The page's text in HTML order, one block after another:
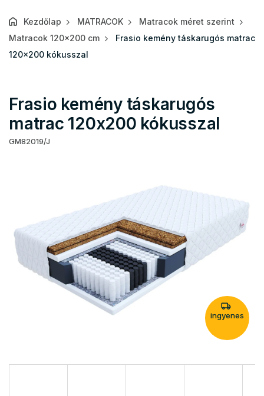
Kezdőlap MATRACOK
Matracok méret szerint
Matracok 120x200 cm
Frasio kemény táskarugós matrac
120x200 kókusszal
Frasio kemény táskarugós
matrac 120x200 kókusszal
GM82019/J
ingyenes